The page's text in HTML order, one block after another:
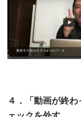
４．「動画が終